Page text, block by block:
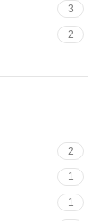
3
2
2
1
1